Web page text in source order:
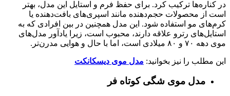
در کناره‌ها ترکیب کرد. برای حفظ فرم و استایل این مدل، بهتر
است از محصولات حجم‌دهنده مانند اسپری‌های بافت‌دهنده یا
کرم‌های مو استفاده شود. این مدل همچنین در بین افرادی که به
استایل‌های رترو علاقه دارند، محبوب است، زیرا یادآور مدل‌های
موی دهه ۷۰ و ۸۰ میلادی است، اما با حال و هوایی مدرن‌تر.
این مطلب را نیز بخوانید: مدل موی دیسکانکت
مدل موی شگی کوتاه فر